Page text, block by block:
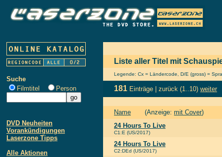
Suche
Filmtitel
Person
DVD Neuheiten
Vorankündigungen
Laserzone Tipps
Alle Aktionen
Liste aller Titel mit
Legende: Cx = Ländercode, D/E (gross) =
181 Einträge | zurück (1..10) weiter
Name (Anzeige: mit Cover)
24 Hours To Live
C1:E (US/2017)
24 Hours To Live
C2:DEd (US/2017)